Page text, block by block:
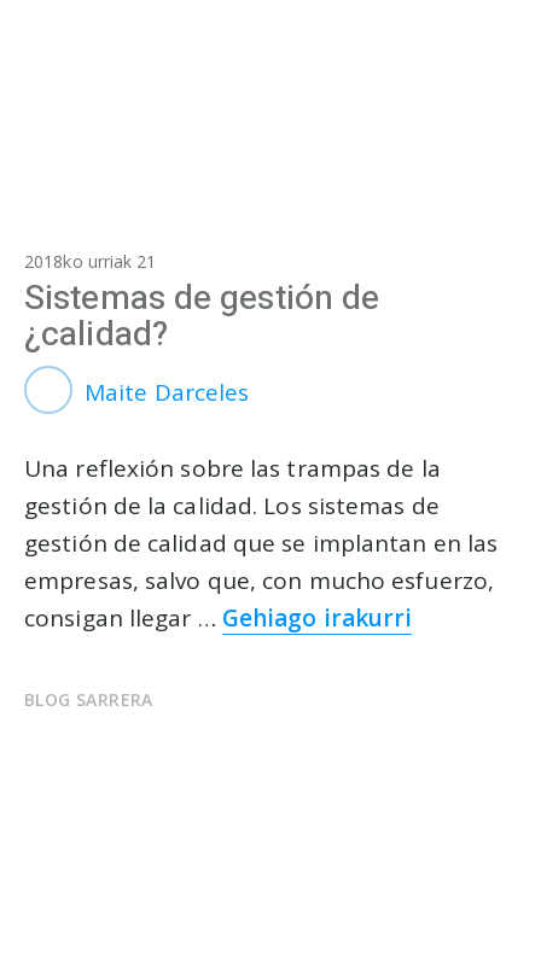
2018ko urriak 21
Sistemas de gestión de
¿calidad?
Maite Darceles
Una reflexión sobre las trampas de la
gestión de la calidad. Los sistemas de
gestión de calidad que se implantan en las
empresas, salvo que, con mucho esfuerzo,
consigan llegar … Gehiago irakurri
BLOG SARRERA